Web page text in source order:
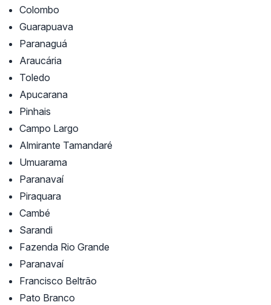
Colombo
Guarapuava
Paranaguá
Araucária
Toledo
Apucarana
Pinhais
Campo Largo
Almirante Tamandaré
Umuarama
Paranavaí
Piraquara
Cambé
Sarandi
Fazenda Rio Grande
Paranavaí
Francisco Beltrão
Pato Branco